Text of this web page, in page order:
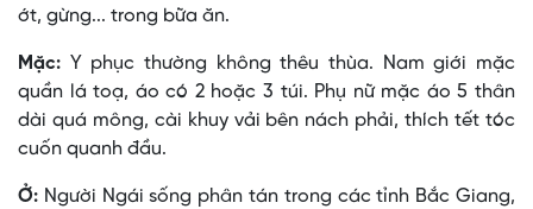
ớt, gừng... trong bữa ăn.
Mặc: Y phục thường không thêu thùa. Nam giới mặc
quần lá toạ, áo có 2 hoặc 3 túi. Phụ nữ mặc áo 5 thân
dài quá mông, cài khuy vải bên nách phải, thích tết tóc
cuốn quanh đầu.
Ở: Người Ngái sống phân tán trong các tỉnh Bắc Giang,